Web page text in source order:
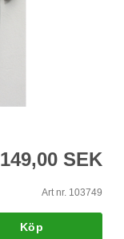
149,00 SEK
Art nr. 103749
Köp